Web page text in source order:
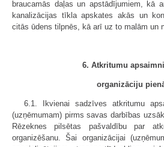
braucamās daļas un apstādījumiem, kā
kanalizācijas tīkla apskates akās un
citās ūdens tilpnēs, kā arī uz to malām un
6. Atkritumu
organizāciju
6.1. Ikvienai sadzīves atkritumu
(uzņēmumam) pirms savas darbības
Rēzeknes pilsētas pašvaldību par
organizēšanu. Šai organizācijai